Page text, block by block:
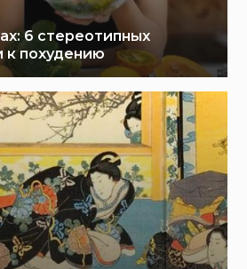
6 стереотипных
к похудению